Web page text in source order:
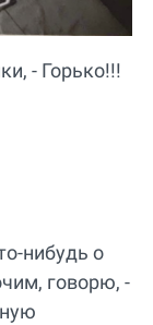
- Горько!!!
нибудь о
говорю, -